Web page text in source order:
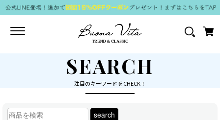
Toggle
SEARCH
注目のキーワードをCHECK！
search